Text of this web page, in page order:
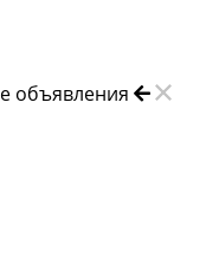
объявления